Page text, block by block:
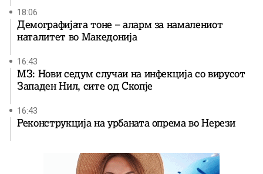
18:06
Демографијата тоне – аларм за намалениот
наталитет во Македонија
16:43
МЗ: Нови седум случаи на инфекција со вирусот
Западен Нил, сите од Скопје
16:43
Реконструкција на урбаната опрема во Нерези